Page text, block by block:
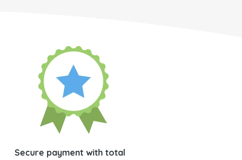
Secure payment with total